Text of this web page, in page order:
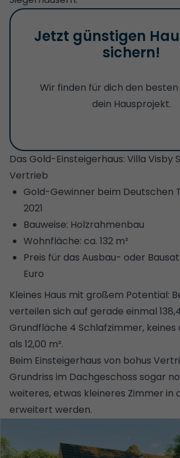
Jetzt günstigen
sichern!
Wir finden für dich den
dein Hausprojekt.
Das Gold-Einsteigerhaus: Villa Visby
Vertrieb
Gold-Gewinner beim Deutschen
2021
Bauweise: Holzrahmenbau
Wohnfläche: ca. 132 m²
Preis für das Ausbau- oder
Euro
Kleines Haus mit großem Potential:
verteilen sich auf gerade einmal
Grundfläche 4 Schlafzimmer, keines
als 12,00 m².
Beim Einsteigerhaus von bohus
Grundriss im Dachgeschoss sogar
weiteres, etwas kleineres Zimmer in
erweitert werden.